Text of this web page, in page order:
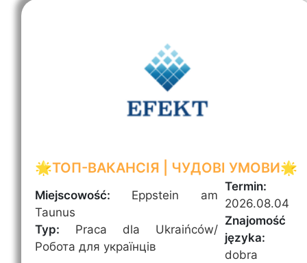
🌟ТОП-ВАКАНСІЯ | ЧУДОВІ УМОВИ🌟
Miejscowość:
Eppstein am
Taunus
Typ:
Praca dla Ukraińców/
Робота для українців
Termin:
2026.08.04
Znajomość
języka:
dobra